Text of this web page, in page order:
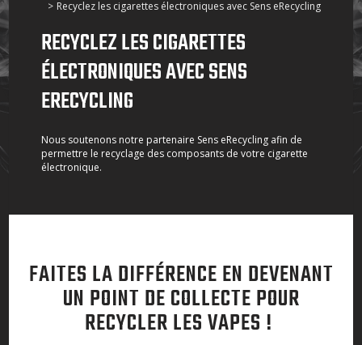
Recyclez les cigarettes électroniques avec Sens eRecycling
RECYCLEZ LES CIGARETTES
ÉLECTRONIQUES AVEC SENS
ERECYCLING
Nous soutenons notre partenaire Sens eRecycling afin de
permettre le recyclage des composants de votre cigarette
électronique.
FAITES LA DIFFÉRENCE EN DEVENANT
UN POINT DE COLLECTE POUR
RECYCLER LES VAPES !